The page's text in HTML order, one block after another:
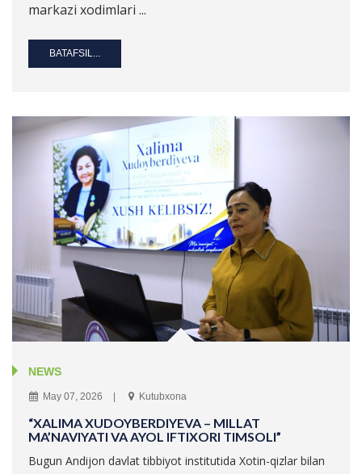
markazi xodimlari ...
BATAFSIL...
NEWS
May 07, 2026 Kutubxona
“XALIMA XUDOYBERDIYEVA – MILLAT
MA’NAVIYATI VA AYOL IFTIXORI TIMSOLI”
Bugun Andijon davlat tibbiyot institutida Xotin-qizlar bilan